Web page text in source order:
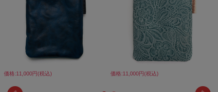
価格:11,000円(税込) 価格:11,000円(税込)